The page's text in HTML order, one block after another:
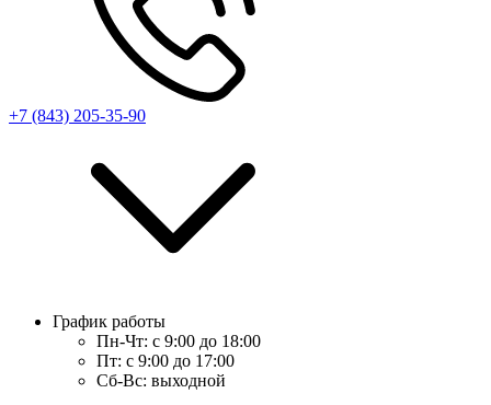
+7 (843) 205-35-90
График работы
Пн-Чт: с 9:00 до 18:00
Пт: с 9:00 до 17:00
Сб-Вс: выходной